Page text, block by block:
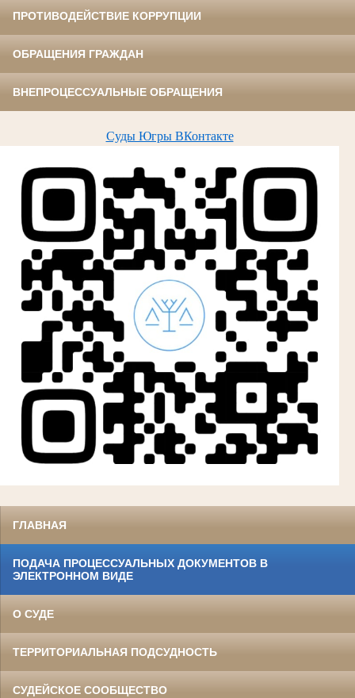
ПРОТИВОДЕЙСТВИЕ КОРРУПЦИИ
ОБРАЩЕНИЯ ГРАЖДАН
ВНЕПРОЦЕССУАЛЬНЫЕ ОБРАЩЕНИЯ
Суды Югры ВКонтакте
ГЛАВНАЯ
ПОДАЧА ПРОЦЕССУАЛЬНЫХ ДОКУМЕНТОВ В
ЭЛЕКТРОННОМ ВИДЕ
О СУДЕ
ТЕРРИТОРИАЛЬНАЯ ПОДСУДНОСТЬ
СУДЕЙСКОЕ СООБЩЕСТВО